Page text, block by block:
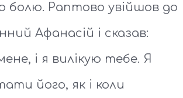
болю. Раптово увійшов до
Афанасій і сказав:
і я вилікую тебе. Я
його, як і коли